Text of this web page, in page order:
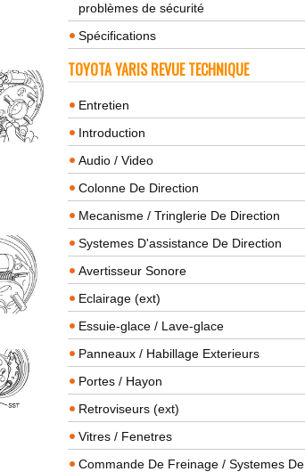
problèmes de sécurité
Spécifications
TOYOTA YARIS REVUE TECHNIQUE
Entretien
Introduction
Audio / Video
Colonne De Direction
Mecanisme / Tringlerie De Direction
Systemes D'assistance De Direction
Avertisseur Sonore
Eclairage (ext)
Essuie-glace / Lave-glace
Panneaux / Habillage Exterieurs
Portes / Hayon
Retroviseurs (ext)
Vitres / Fenetres
Commande De Freinage / Systemes De